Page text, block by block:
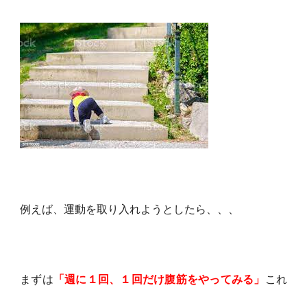
例えば、運動を取り入れようとしたら、、、
まずは 「週に１回、１回だけ腹筋をやってみる」
これ